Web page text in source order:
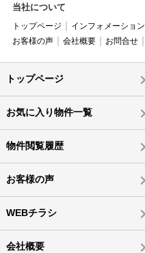
当社について
トップページ インフォメーション
お客様の声
会社概要 お問合せ
トップページ
お気に入り物件一覧
物件閲覧履歴
お客様の声
WEBチラシ
会社概要